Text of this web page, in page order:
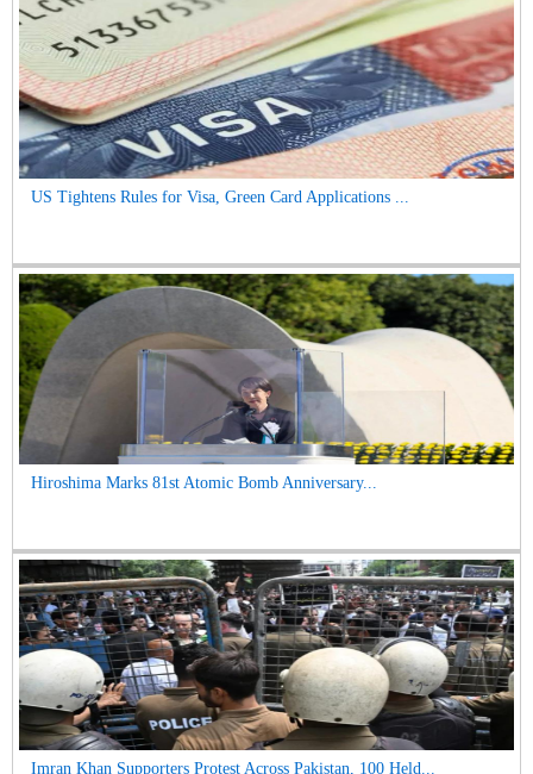
US Tightens Rules for Visa, Green Card Applications ...
Hiroshima Marks 81st Atomic Bomb Anniversary...
Imran Khan Supporters Protest Across Pakistan, 100 Held...